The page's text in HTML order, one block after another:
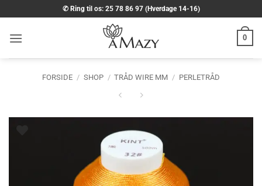
til
indhold
✆ Ring til os: 25 78 86 97 (Hverdage 14-16)
0
FORSIDE / SHOP / TRÅD WIRE MM / PERLETRÅD